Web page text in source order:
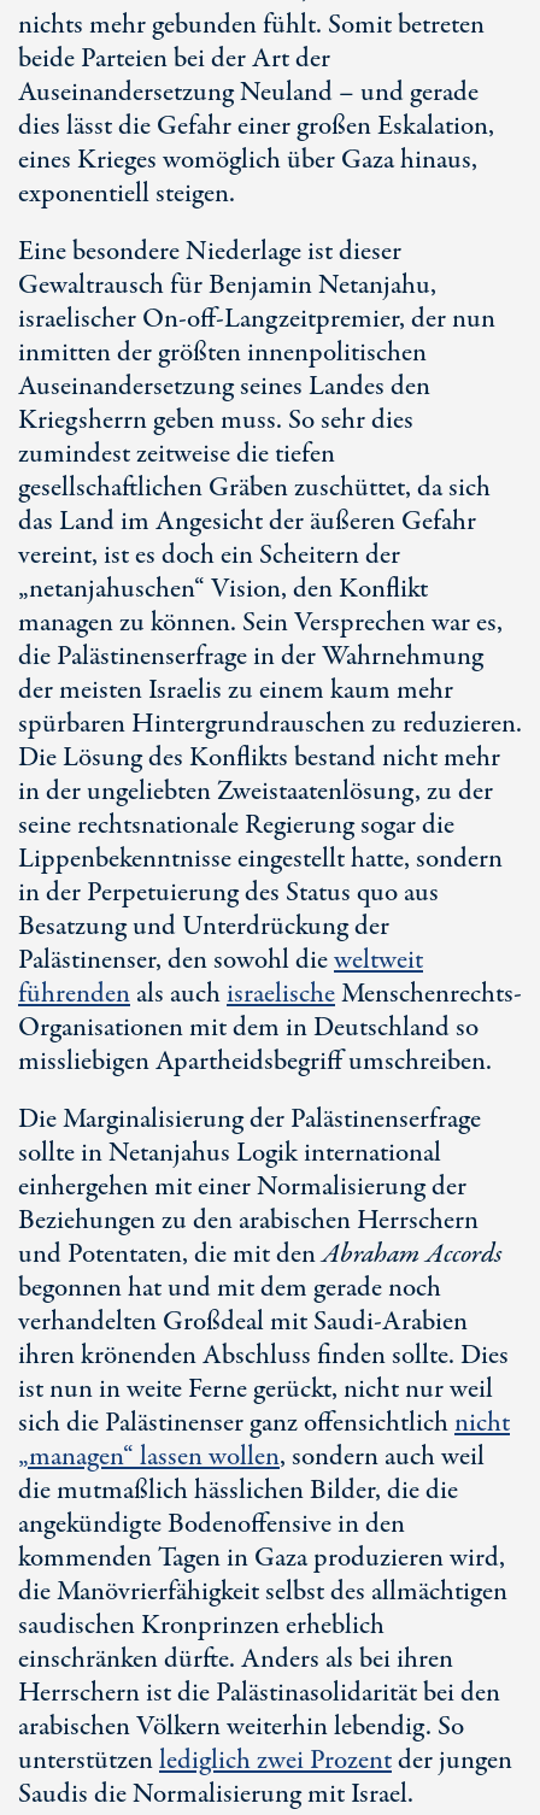
nichts mehr gebunden fühlt. Somit betreten
beide Parteien bei der Art der
Auseinandersetzung Neuland – und gerade
dies lässt die Gefahr einer großen Eskalation,
eines Krieges womöglich über Gaza hinaus,
exponentiell steigen.
Eine besondere Niederlage ist dieser
Gewaltrausch für Benjamin Netanjahu,
israelischerOn-off-Langzeitpremier, der nun
inmitten der größten innenpolitischen
Auseinandersetzung seines Landes den
Kriegsherrn geben muss. So sehr dies
zumindest zeitweise die tiefen
gesellschaftlichen Gräben zuschüttet, da sich
das Land im Angesicht der äußeren Gefahr
vereint, ist es doch ein Scheitern der
„netanjahuschen“ Vision, den Konflikt
managen zu können. Sein Versprechen war es,
die Palästinenserfrage in der Wahrnehmung
der meisten Israelis zu einem kaum mehr
spürbaren Hintergrundrauschen zu reduzieren.
Die Lösung des Konflikts bestand nicht mehr
in der ungeliebten Zweistaatenlösung, zu der
seine rechtsnationale Regierung sogar die
Lippenbekenntnisse eingestellt hatte, sondern
in der Perpetuierung des Status quoaus
Besatzung und Unterdrückung der
Palästinenser, den sowohl dieweltweit
führendenals auchisraelischeMenschenrechts-
Organisationen mit dem in Deutschland so
missliebigen Apartheidsbegriff umschreiben.
Die Marginalisierung der Palästinenserfrage
sollte in Netanjahus Logik international
einhergehen mit einer Normalisierung der
Beziehungen zu den arabischen Herrschern
und Potentaten, die mit denAbraham Accords
begonnen hat und mit dem gerade noch
verhandelten Großdeal mit Saudi-Arabien
ihren krönenden Abschluss finden sollte. Dies
ist nun in weite Ferne gerückt, nicht nur weil
sich die Palästinenser ganz offensichtlichnicht
„managen“ lassen wollen, sondern auch weil
die mutmaßlich hässlichen Bilder, die die
angekündigte Bodenoffensive in den
kommenden Tagen in Gaza produzieren wird,
die Manövrierfähigkeit selbst des allmächtigen
saudischen Kronprinzen erheblich
einschränken dürfte. Anders als bei ihren
Herrschern ist die Palästinasolidarität bei den
arabischen Völkern weiterhin lebendig. So
unterstützenlediglich zwei Prozentder jungen
Saudis die Normalisierung mit Israel.